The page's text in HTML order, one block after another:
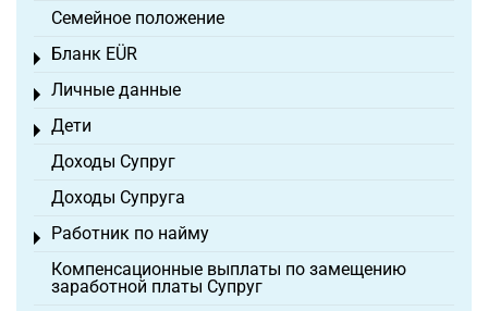
Семейное положение
Бланк EÜR
Toggle menu
Личные данные
Toggle menu
Дети
Toggle menu
Доходы Супруг
Доходы Супруга
Работник по найму
Toggle menu
Компенсационные выплаты по замещению
заработной платы Супруг